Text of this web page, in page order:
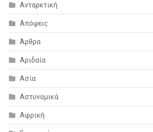
Ανταρκτική
Απόψεις
Άρθρα
Αριδαία
Ασία
Αστυνομικά
Αφρική